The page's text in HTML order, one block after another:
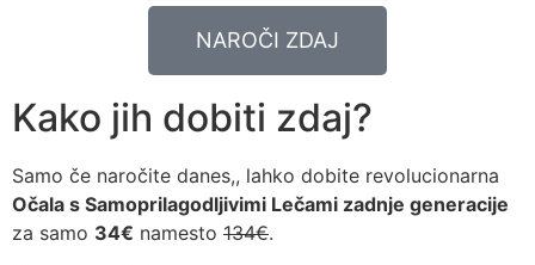
NAROČI ZDAJ
Kako jih dobiti zdaj?
Samo če naročite danes,, lahko dobite revolucionarna
Očala s Samoprilagodljivimi Lečami zadnje generacije
za samo 34€ namesto 134€.